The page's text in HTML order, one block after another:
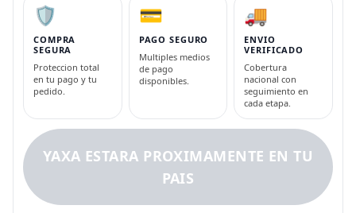
🛡️
COMPRA
SEGURA
Proteccion total
en tu pago y tu
pedido.
💳
PAGO SEGURO
Multiples medios
de pago
disponibles.
🚚
ENVIO
VERIFICADO
Cobertura
nacional con
seguimiento en
cada etapa.
YAXA ESTARA PROXIMAMENTE EN TU
PAIS